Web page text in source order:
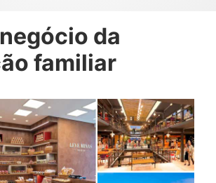
da
familiar